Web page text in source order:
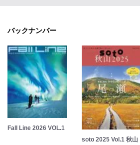
バックナンバー
Fall Line 2026 VOL.1
soto 2025 Vol.1 秋山